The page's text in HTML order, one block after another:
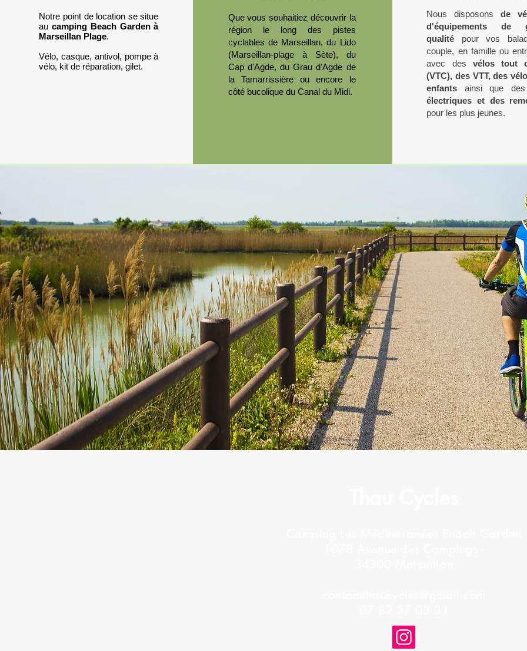
Notre point de location se situe
aucamping Beach Garden à
Marseillan Plage.
Vélo, casque, antivol, pompe à
vélo, kit de réparation, gilet.
Que vous souhaitiez découvrir la
région le long des pistes
cyclables de Marseillan, du Lido
(Marseillan-plage à Sète), du
Cap d'Agde, du Grau d'Agde de
la Tamarrissière ou encore le
côté bucolique du Canal du Midi.
Nous disposonsde
d'équipements de
qualité pour vos
couple, en famille ou
avec des vélos tout
(VTC), des VTT, des
enfants ainsi que
électriques et des
pour les plus jeunes.